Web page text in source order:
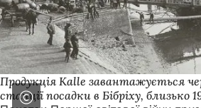
Продукція Kalle завантажується
станції посадки в Бібріху, близько